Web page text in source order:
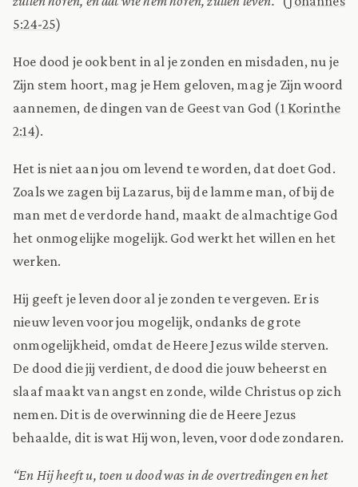
5:24-25)
Hoe dood je ook bent in al je zonden en misdaden, nu je
Zijn stem hoort, mag je Hem geloven, mag je Zijn woord
aannemen, de dingen van de Geest van God (1 Korinthe
2:14).
Het is niet aan jou om levend te worden, dat doet God.
Zoals we zagen bij Lazarus, bij de lamme man, of bij de
man met de verdorde hand, maakt de almachtige God
het onmogelijke mogelijk. God werkt het willen en het
werken.
Hij geeft je leven door al je zonden te vergeven. Er is
nieuw leven voor jou mogelijk, ondanks de grote
onmogelijkheid, omdat de Heere Jezus wilde sterven.
De dood die jij verdient, de dood die jouw beheerst en
slaaf maakt van angst en zonde, wilde Christus op zich
nemen. Dit is de overwinning die de Heere Jezus
behaalde, dit is wat Hij won, leven, voor dode zondaren.
“En Hij heeft u, toen u dood was in de overtredingen en het